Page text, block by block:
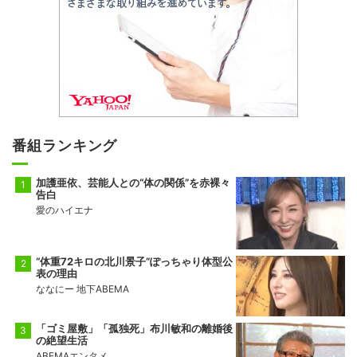
番組ランキング
加護亜依、芸能人との“体の関係”を赤裸々
告白
愛のハイエナ
“体重72キロの北川景子”ぽっちゃり体型公
表の理由
ななにー 地下ABEMA
「ゴミ屋敷」「孤独死」布川敏和の離婚後
の絶望生活